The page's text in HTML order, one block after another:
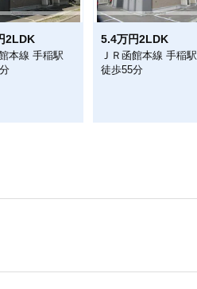
2LDK
本線 手稲駅
5.4万円2LDK
ＪＲ函館本線 手稲駅
徒歩55分